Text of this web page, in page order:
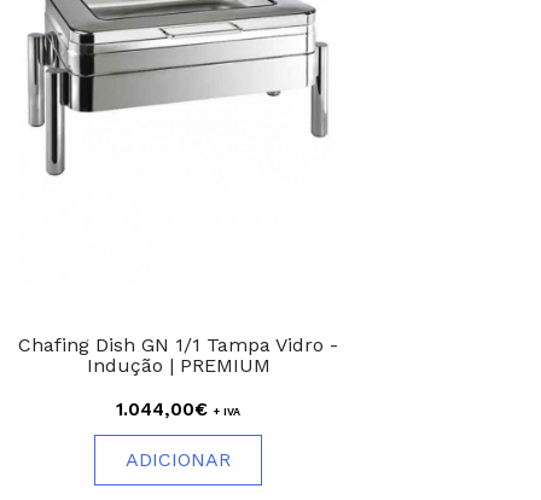
Chafing Dish GN 1/1 Tampa Vidro -
Indução | PREMIUM
1.044,00€ + IVA
ADICIONAR